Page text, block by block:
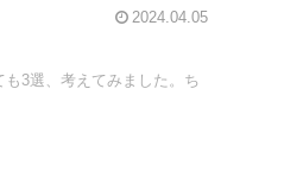
2024.04.05
3選、考えてみました。ち